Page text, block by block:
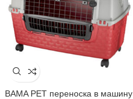
BAMA PET переноска в машину